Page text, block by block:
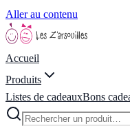
Aller au contenu
Accueil
Produits
Listes de cadeauxBons